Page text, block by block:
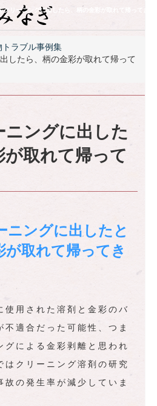
リーニングに出したら、柄の金彩が取れて帰ってきた
トラブル事例集
したら、柄の金彩が取れて帰って
ニングに出した
が取れて帰って
ニングに出したと
が取れて帰ってき
使用された溶剤と金彩のバ
不適合だった可能性、つま
グによる金彩剥離と思われ
はクリーニング溶剤の研究
故の発生率が減少していま